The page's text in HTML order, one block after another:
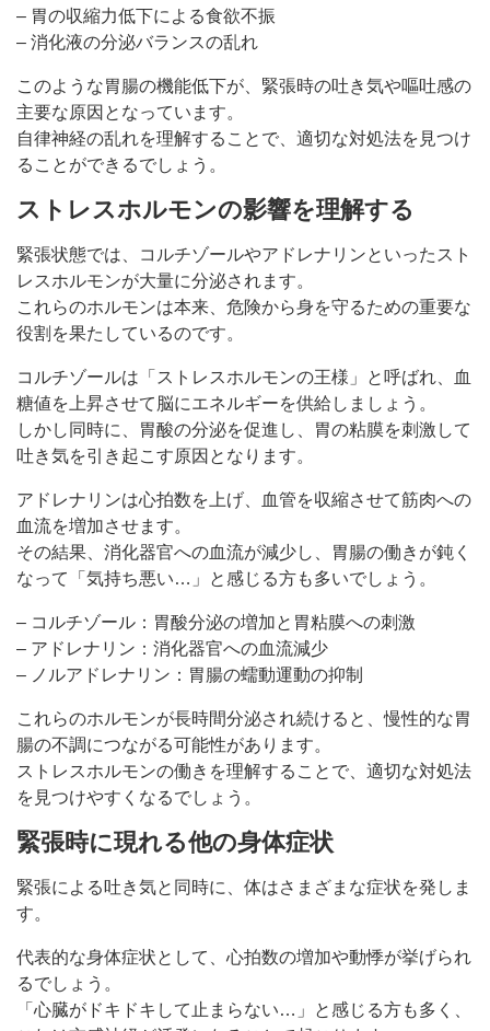
– 胃の収縮力低下による食欲不振
– 消化液の分泌バランスの乱れ
このような胃腸の機能低下が、緊張時の吐き気や嘔吐感の
主要な原因となっています。
自律神経の乱れを理解することで、適切な対処法を見つけ
ることができるでしょう。
ストレスホルモンの影響を理解する
緊張状態では、コルチゾールやアドレナリンといったスト
レスホルモンが大量に分泌されます。
これらのホルモンは本来、危険から身を守るための重要な
役割を果たしているのです。
コルチゾールは「ストレスホルモンの王様」と呼ばれ、血
糖値を上昇させて脳にエネルギーを供給しましょう。
しかし同時に、胃酸の分泌を促進し、胃の粘膜を刺激して
吐き気を引き起こす原因となります。
アドレナリンは心拍数を上げ、血管を収縮させて筋肉への
血流を増加させます。
その結果、消化器官への血流が減少し、胃腸の働きが鈍く
なって「気持ち悪い…」と感じる方も多いでしょう。
– コルチゾール：胃酸分泌の増加と胃粘膜への刺激
– アドレナリン：消化器官への血流減少
– ノルアドレナリン：胃腸の蠕動運動の抑制
これらのホルモンが長時間分泌され続けると、慢性的な胃
腸の不調につながる可能性があります。
ストレスホルモンの働きを理解することで、適切な対処法
を見つけやすくなるでしょう。
緊張時に現れる他の身体症状
緊張による吐き気と同時に、体はさまざまな症状を発しま
す。
代表的な身体症状として、心拍数の増加や動悸が挙げられ
るでしょう。
「心臓がドキドキして止まらない…」と感じる方も多く、